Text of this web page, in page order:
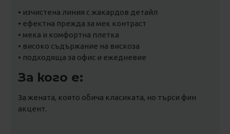
• изчистена линия с жакардов детайл
• ефектна прежда за мек контраст
• мека и комфортна плетка
• високо съдържание на вискоза
• подходяща за офис и ежедневие
За кого е:
За жената, която обича класиката, но търси фин
акцент.